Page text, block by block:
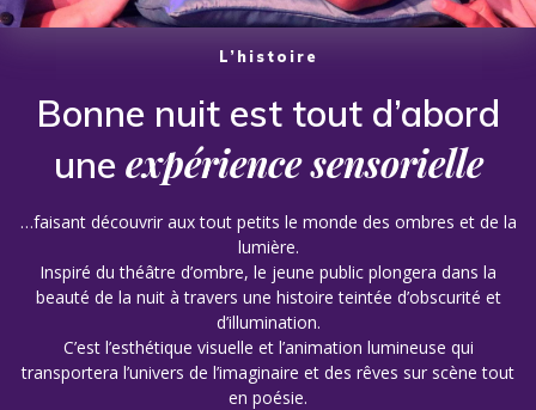
L’histoire
Bonne nuit est tout d’abord
une expériencesensorielle
…faisant découvrir aux tout petits le monde des ombres et de la
lumière.
Inspiré du théâtre d’ombre, le jeune public plongera dans la
beauté de la nuit à travers une histoire teintée d’obscurité et
d’illumination.
C’est l’esthétique visuelle et l’animation lumineuse qui
transportera l’univers de l’imaginaire et des rêves sur scène tout
en poésie.